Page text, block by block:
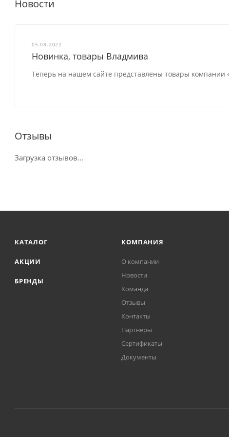
Новости
05.08.2022
Новинка, товары Владмива
Теперь на нашем сайте представлены товары
Отзывы
Загрузка отзывов...
КАТАЛОГ
АКЦИИ
БРЕНДЫ
КОМПАНИЯ
О компании
Новости
Команда
Отзывы
Контакты
Партнеры
Сертификаты
Документы